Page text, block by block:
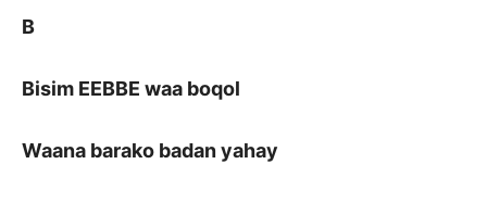
B
Bisim EEBBE waa boqol
Waana barako badan yahay